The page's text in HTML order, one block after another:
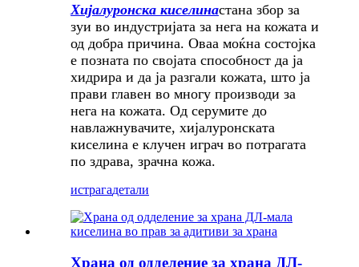
Хијалуронска киселинастана збор за
зуи во индустријата за нега на кожата и
од добра причина. Оваа моќна состојка
е позната по својата способност да ја
хидрира и да ја разгали кожата, што ја
прави главен во многу производи за
нега на кожата. Од серумите до
навлажнувачите, хијалуронската
киселина е клучен играч во потрагата
по здрава, зрачна кожа.
истрагадетали
Храна од одделение за храна ДЛ-